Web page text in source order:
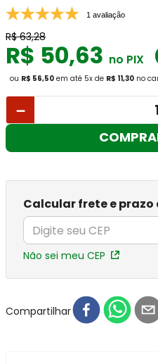
1 avaliação
R$ 63,28
R$ 50,63 no PIX
ou R$ 56,50 em até 5x de R$ 11,30 no
－
Calcular frete e prazo
Não sei meu CEP
Compartilhar